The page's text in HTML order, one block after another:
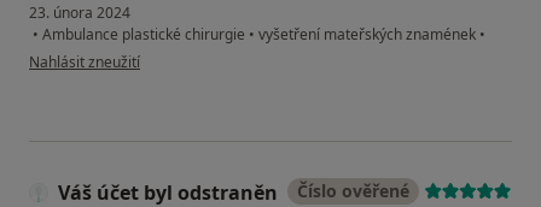
23. února 2024
• Ambulance plastické chirurgie • vyšetření mateřských znamének •
podle názoru uživatele Radek
Nahlásit zneužití
Váš účet byl odstraněn Číslo ověřené